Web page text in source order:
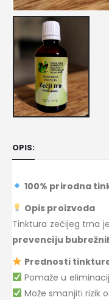
OPIS:
100% prirodna
Opis proizvoda
Tinktura zečijeg trna je
prevenciju
Prednosti
Pomaže u
Može smanjiti rizik